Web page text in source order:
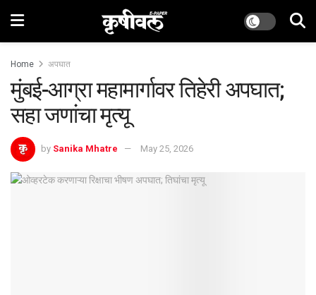
Home अपघात
मुंबई-आग्रा महामार्गावर तिहेरी अपघात;
सहा जणांचा मृत्यू
by Sanika Mhatre May 25, 2026